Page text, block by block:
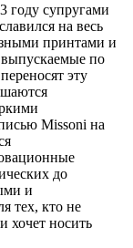
году супругами
на весь
принтами и
по
эту
Missoni на
до
и
тех, кто не
хочет носить